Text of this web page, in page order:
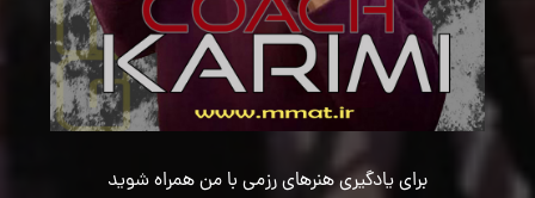
برای یادگیری هنرهای رزمی با من همراه شوید